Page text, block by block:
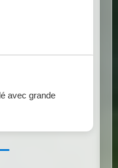
avec grande